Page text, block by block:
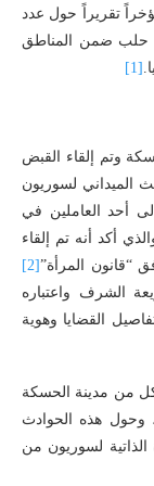
تقريراً حول عدد
حلب ضمن المناطق
[1]
وتم إلقاء القبض
الميداني لسوريون
أحد العاملين في
أكد أنه تم إلقاء
“قانون المرأة”[2]
بذريعة الشرف واعتباره
القضايا وهوية
من مدينة الحسكة
وحول هذه الحوادث
لسوريون من